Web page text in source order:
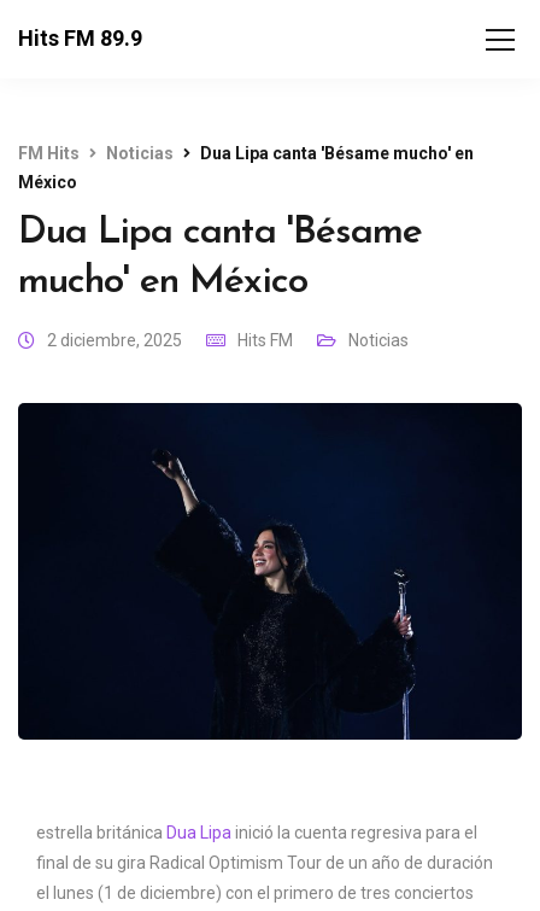
Hits FM 89.9
FM Hits Noticias
Dua Lipa canta 'Bésame mucho' en
México
Dua Lipa canta 'Bésame
mucho' en México
2 diciembre, 2025 Hits FM Noticias
estrella británica Dua Lipa inició la cuenta regresiva para el
final de su gira Radical Optimism Tour de un año de duración
el lunes (1 de diciembre) con el primero de tres conciertos